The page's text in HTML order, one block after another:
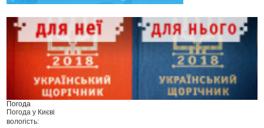
Погода
Погода у Києві
вологість: